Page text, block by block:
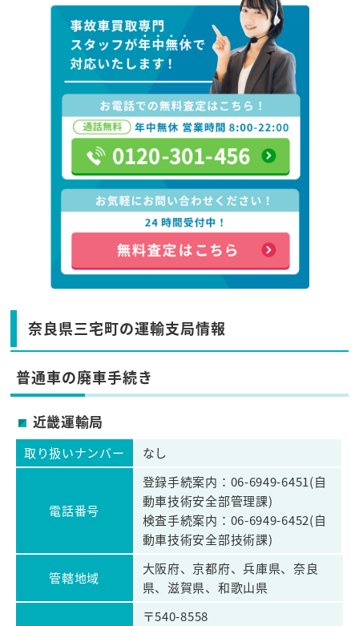
奈良県三宅町の運輸支局情報
普通車の廃車手続き
近畿運輸局
取り扱いナンバー なし
電話番号
登録手続案内：06-6949-6451(自
動車技術安全部管理課)
検査手続案内：06-6949-6452(自
動車技術安全部技術課)
管轄地域
大阪府、京都府、兵庫県、奈良
県、滋賀県、和歌山県
〒540-8558